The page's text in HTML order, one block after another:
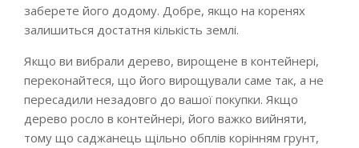
заберете його додому. Добре, якщо на коренях
залишиться достатня кількість землі.
Якщо ви вибрали дерево, вирощене в контейнері,
переконайтеся, що його вирощували саме так, а не
пересадили незадовго до вашої покупки. Якщо
дерево росло в контейнері, його важко вийняти,
тому що саджанець щільно обплів корінням грунт,